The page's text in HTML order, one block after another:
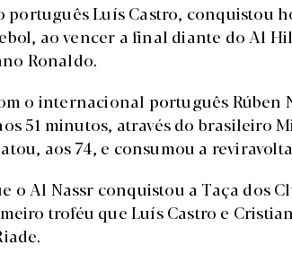
português Luís Castro, conquistou
ao vencer a final diante do Al
Ronaldo.
o internacional português Rúben
51 minutos, através do brasileiro
aos 74, e consumou a
o Al Nassr conquistou a Taça dos
troféu que Luís Castro e